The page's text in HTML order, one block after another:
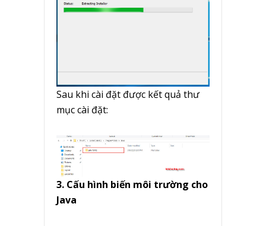
Sau khi cài đặt được kết quả thư
mục cài đặt:
3. Cấu hình biến môi trường cho
Java